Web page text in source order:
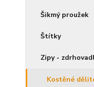
Šikmý proužek
Štítky
Zipy -
Kostěné